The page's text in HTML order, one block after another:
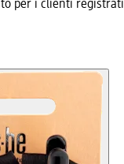
per i clienti registrati